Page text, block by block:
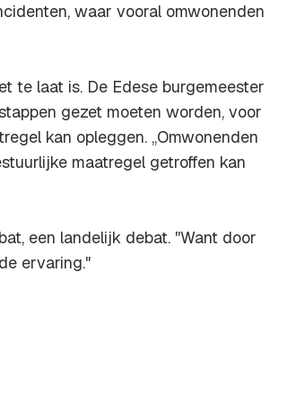
waar vooral omwonenden
te laat is. De Edese burgemeester
gezet moeten worden, voor
kan opleggen. ,,Omwonenden
maatregel getroffen kan
een landelijk debat. ''Want door
ervaring."